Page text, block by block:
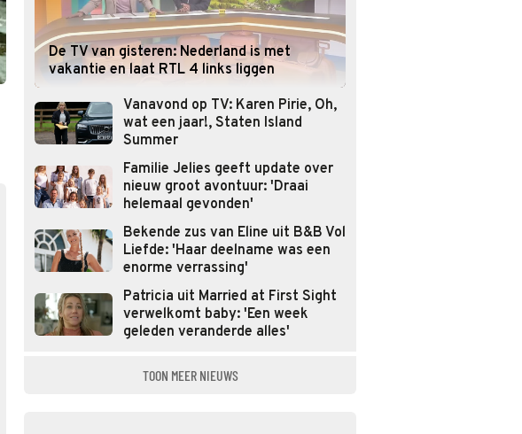
De TV van gisteren: Nederland is met
vakantie en laat RTL 4 links liggen
Vanavond op TV: Karen Pirie, Oh,
wat een jaar!, Staten Island
Summer
Familie Jelies geeft update over
nieuw groot avontuur: 'Draai
helemaal gevonden'
Bekende zus van Eline uit B&B Vol
Liefde: 'Haar deelname was een
enorme verrassing'
Patricia uit Married at First Sight
verwelkomt baby: 'Een week
geleden veranderde alles'
TOON MEER NIEUWS